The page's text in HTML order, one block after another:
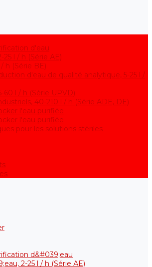
d'eau
25 l / h (Série АE)
h (Série BE)
d'eau de qualité analytique, 5-25 l /
60 l / h (Série UPVD)
40-210 l / h (Série ADE, DE)
l'eau purifiée
l'eau purifiée
pour les solutions stériles
d&#039;eau
2-25 l / h (Série АE)